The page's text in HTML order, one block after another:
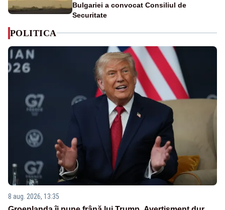
Bulgariei a convocat Consiliul de
Securitate
POLITICA
8 aug. 2026, 13:35